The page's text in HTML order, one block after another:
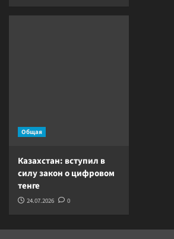
Общая
Казахстан: вступил в
силу закон о цифровом
тенге
24.07.2026 0